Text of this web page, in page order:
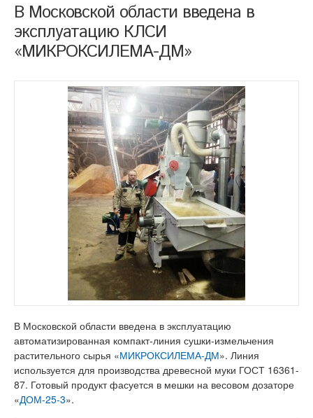
В Московской области введена в
эксплуатацию КЛСИ
«МИКРОКСИЛЕМА-ДМ»
В Московской области введена в эксплуатацию
автоматизированная компакт-линия сушки-измельчения
растительного сырья «МИКРОКСИЛЕМА-ДМ». Линия
используется для производства древесной муки ГОСТ 16361-
87. Готовый продукт фасуется в мешки на весовом дозаторе
«ДОМ-25-3».